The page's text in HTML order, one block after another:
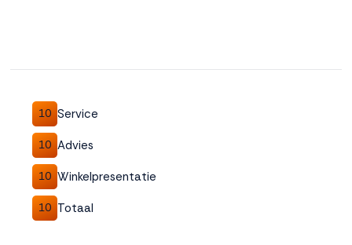
10 Service
10 Advies
10 Winkelpresentatie
10 Totaal